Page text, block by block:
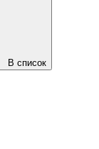
В список